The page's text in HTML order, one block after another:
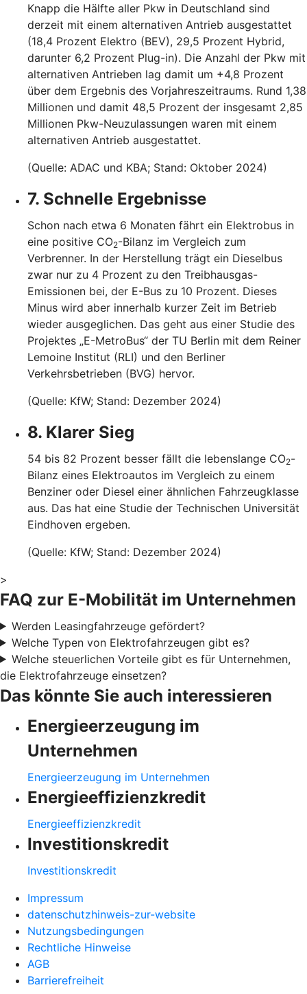
Knapp die Hälfte aller Pkw in Deutschland sind
derzeit mit einem alternativen Antrieb ausgestattet
(18,4 Prozent Elektro (BEV), 29,5 Prozent Hybrid,
darunter 6,2 Prozent Plug-in). Die Anzahl der Pkw mit
alternativen Antrieben lag damit um +4,8 Prozent
über dem Ergebnis des Vorjahreszeitraums. Rund 1,38
Millionen und damit 48,5 Prozent der insgesamt 2,85
Millionen Pkw-Neuzulassungen waren mit einem
alternativen Antrieb ausgestattet.
(Quelle: ADAC und KBA; Stand: Oktober 2024)
7. Schnelle Ergebnisse
Schon nach etwa 6 Monaten fährt ein Elektrobus in
eine positive CO2-Bilanz im Vergleich zum
Verbrenner. In der Herstellung trägt ein Dieselbus
zwar nur zu 4 Prozent zu den Treibhausgas-
Emissionen bei, der E-Bus zu 10 Prozent. Dieses
Minus wird aber innerhalb kurzer Zeit im Betrieb
wieder ausgeglichen. Das geht aus einer Studie des
Projektes „E-MetroBus“ der TU Berlin mit dem Reiner
Lemoine Institut (RLI) und den Berliner
Verkehrsbetrieben (BVG) hervor.
(Quelle: KfW; Stand: Dezember 2024)
8. Klarer Sieg
54 bis 82 Prozent besser fällt die lebenslange CO2-
Bilanz eines Elektroautos im Vergleich zu einem
Benziner oder Diesel einer ähnlichen Fahrzeugklasse
aus. Das hat eine Studie der Technischen Universität
Eindhoven ergeben.
(Quelle: KfW; Stand: Dezember 2024)
>
FAQ zur E-Mobilität im Unternehmen
Werden Leasingfahrzeuge gefördert?
Welche Typen von Elektrofahrzeugen gibt es?
Welche steuerlichen Vorteile gibt es für Unternehmen,
die Elektrofahrzeuge einsetzen?
Das könnte Sie auch interessieren
Energieerzeugung im
Unternehmen
Energieerzeugung im Unternehmen
Energieeffizienzkredit
Energieeffizienzkredit
Investitionskredit
Investitionskredit
Impressum
datenschutzhinweis-zur-website
Nutzungsbedingungen
Rechtliche Hinweise
AGB
Barrierefreiheit